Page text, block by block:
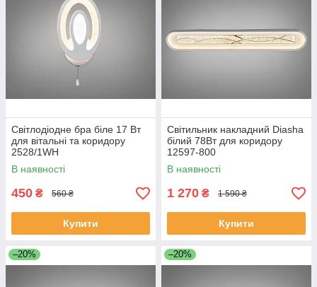
Світлодіодне бра біле 17 Вт
для вітальні та коридору
2528/1WH
В наявності
450 ₴ 560 ₴
Купити
Світильник накладний Diasha
білий 78Вт для коридору
12597-800
В наявності
1 270 ₴ 1 590 ₴
Купити
–20% –20%